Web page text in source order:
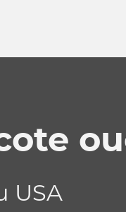
USA